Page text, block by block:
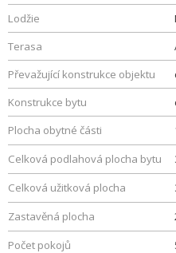
Lodžie
Terasa
Převažující konstrukce objektu
Konstrukce bytu
Plocha obytné části
Celková podlahová plocha bytu
Celková užitková plocha
Zastavěná plocha
Počet pokojů